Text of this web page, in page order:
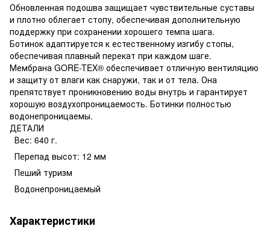
Обновленная подошва защищает чувствительные суставы
и плотно облегает стопу, обеспечивая дополнительную
поддержку при сохранении хорошего темпа шага.
Ботинок адаптируется к естественному изгибу стопы,
обеспечивая плавный перекат при каждом шаге.
Мембрана GORE-TEX® обеспечивает отличную вентиляцию
и защиту от влаги как снаружи, так и от тела. Она
препятствует проникновению воды внутрь и гарантирует
хорошую воздухопроницаемость. Ботинки полностью
водонепроницаемы.
ДЕТАЛИ
Вес: 640 г.
Перепад высот: 12 мм
Пеший туризм
Водонепроницаемый
Характеристики